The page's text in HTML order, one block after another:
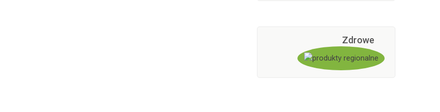
Zdrowe